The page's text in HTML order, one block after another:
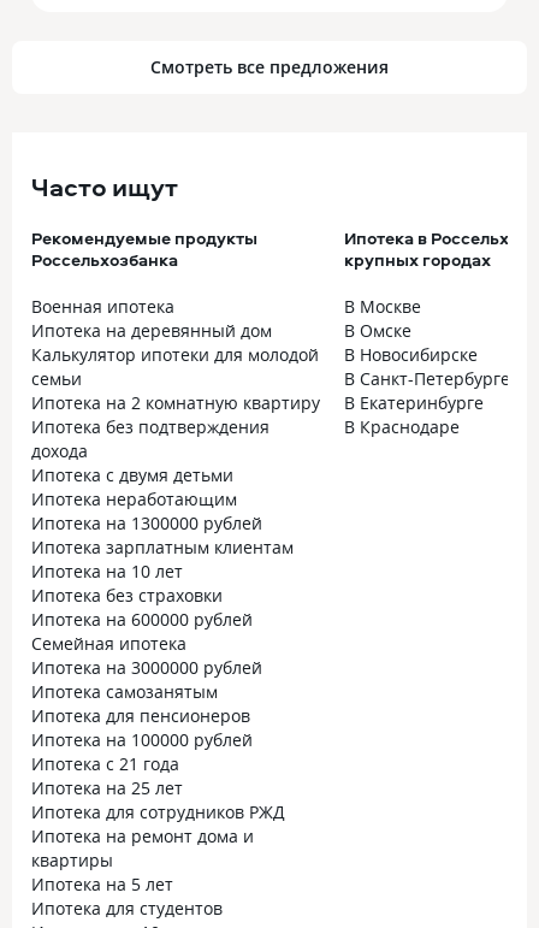
Смотреть все предложения
Часто ищут
Рекомендуемые продукты
Россельхозбанка
Военная ипотека
Ипотека на деревянный дом
Калькулятор ипотеки для молодой
семьи
Ипотека на 2 комнатную квартиру
Ипотека без подтверждения
дохода
Ипотека с двумя детьми
Ипотека неработающим
Ипотека на 1300000 рублей
Ипотека зарплатным клиентам
Ипотека на 10 лет
Ипотека без страховки
Ипотека на 600000 рублей
Семейная ипотека
Ипотека на 3000000 рублей
Ипотека самозанятым
Ипотека для пенсионеров
Ипотека на 100000 рублей
Ипотека с 21 года
Ипотека на 25 лет
Ипотека для сотрудников РЖД
Ипотека на ремонт дома и
квартиры
Ипотека на 5 лет
Ипотека для студентов
Ипотека в
крупных городах
В Москве
В Омске
В Новосибирске
В Санкт-Петербурге
В Екатеринбурге
В Краснодаре